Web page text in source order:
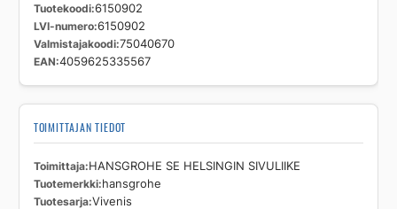
Tuotekoodi 6150902
LVI-numero 6150902
Valmistajakoodi 75040670
EAN 4059625335567
TOIMITTAJAN TIEDOT
Toimittaja HANSGROHE SE HELSINGIN SIVULIIKE
Tuotemerkki hansgrohe
Tuotesarja Vivenis